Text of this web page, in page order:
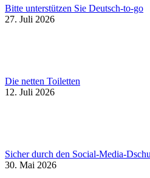
Bitte unterstützen Sie Deutsch-to-go
27. Juli 2026
Die netten Toiletten
12. Juli 2026
Sicher durch den Social-Media-
30. Mai 2026